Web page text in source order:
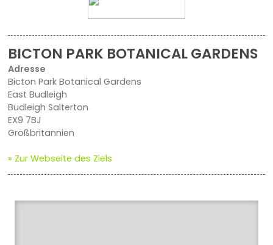
BICTON PARK BOTANICAL GARDENS
Adresse
Bicton Park Botanical Gardens
East Budleigh
Budleigh Salterton
EX9 7BJ
Großbritannien
» Zur Webseite des Ziels